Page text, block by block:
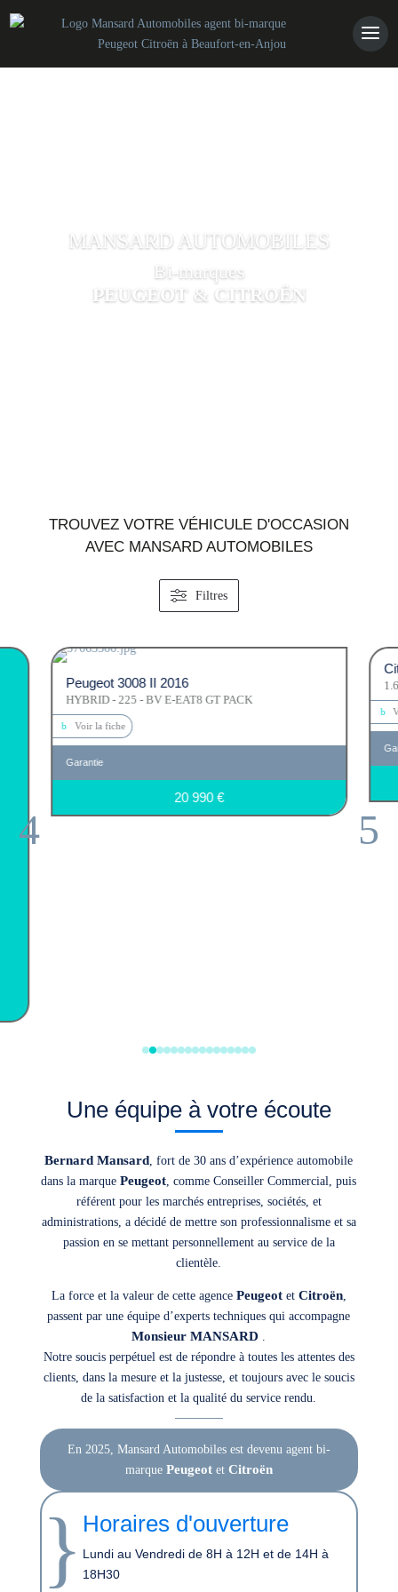
MANSARD AUTOMOBILES
Bi-marques
PEUGEOT & CITROËN
TROUVEZ VOTRE VÉHICULE D'OCCASION
AVEC MANSARD AUTOMOBILES
Filtres
Peugeot 3008 II 2016
HYBRID - 225 - BV E-EAT8 GT PACK
Voir la fiche
Garantie
20 990€
4 5
Une équipe à votre écoute
Bernard Mansard , fort de 30 ans d’expérience automobile
dans la marquePeugeot , comme Conseiller Commercial, puis
référent pour les marchés entreprises, sociétés, et
administrations, a décidé de mettre son professionnalisme et sa
passion en se mettant personnellement au service de la
clientèle.
La force et la valeur de cette agence Peugeot etCitroën,
passent par une équipe d’experts techniques qui accompagne
Monsieur MANSARD
Notre soucis perpétuel est de répondre à toutes les attentes des
clients, dans la mesure et la justesse, et toujours avec le soucis
de la satisfaction et la qualité du service rendu.
En 2025, Mansard Automobiles est devenu agent bi-
marque Peugeot etCitroën
} Horaires d'ouverture
Lundi au Vendredi de 8H à 12H et de 14H à
18H30